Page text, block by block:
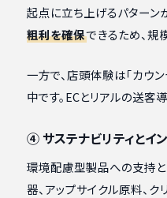
起点に立ち上げるパターン
粗利を確保できるため、規
一方で、店頭体験は「カウン
中です。ECとリアルの送
④ サステナビリティとイ
環境配慮型製品への支持
器、アップサイクル原料、